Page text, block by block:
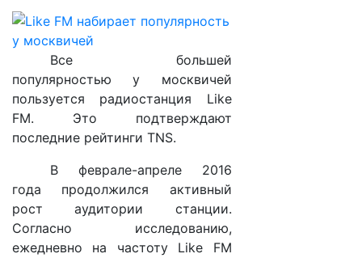
Все большей
популярностью у москвичей
пользуется радиостанция Like
FM. Это подтверждают
последние рейтинги TNS.
В феврале-апреле 2016
года продолжился активный
рост аудитории станции.
Согласно исследованию,
ежедневно на частоту Like FM